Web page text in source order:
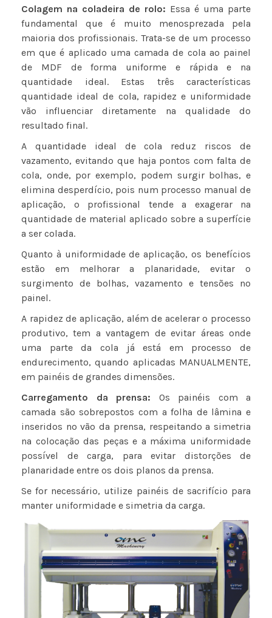
Colagem na coladeira de rolo: Essa é uma parte
fundamental que é muito menosprezada pela
maioria dos profissionais. Trata-se de um processo
em que é aplicado uma camada de cola ao painel
de MDF de forma uniforme e rápida e na
quantidade ideal. Estas três características
quantidade ideal de cola, rapidez e uniformidade
vão influenciar diretamente na qualidade do
resultado final.
A quantidade ideal de cola reduz riscos de
vazamento, evitando que haja pontos com falta de
cola, onde, por exemplo, podem surgir bolhas, e
elimina desperdício, pois num processo manual de
aplicação, o profissional tende a exagerar na
quantidade de material aplicado sobre a superfície
a ser colada.
Quanto à uniformidade de aplicação, os benefícios
estão em melhorar a planaridade, evitar o
surgimento de bolhas, vazamento e tensões no
painel.
A rapidez de aplicação, além de acelerar o processo
produtivo, tem a vantagem de evitar áreas onde
uma parte da cola já está em processo de
endurecimento, quando aplicadas MANUALMENTE,
em painéis de grandes dimensões.
Carregamento da prensa: Os painéis com a
camada são sobrepostos com a folha de lâmina e
inseridos no vão da prensa, respeitando a simetria
na colocação das peças e a máxima uniformidade
possível de carga, para evitar distorções de
planaridade entre os dois planos da prensa.
Se for necessário, utilize painéis de sacrifício para
manter uniformidade e simetria da carga.